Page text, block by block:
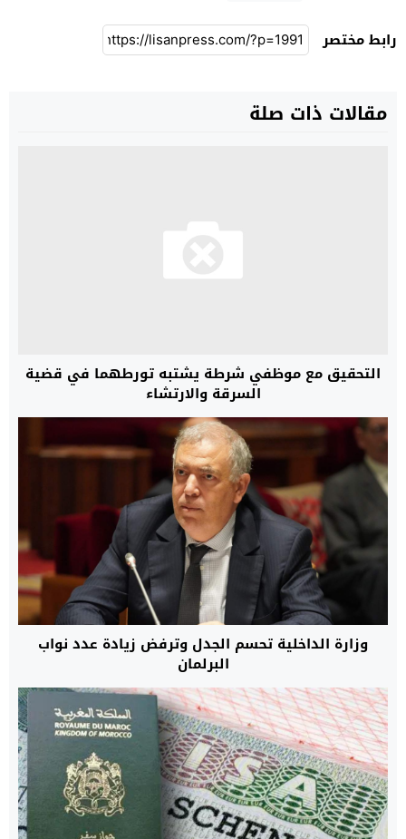
رابط مختصر
مقالات ذات صلة
التحقيق مع موظفي شرطة يشتبه تورطهما في قضية
السرقة والارتشاء
وزارة الداخلية تحسم الجدل وترفض زيادة عدد نواب
البرلمان